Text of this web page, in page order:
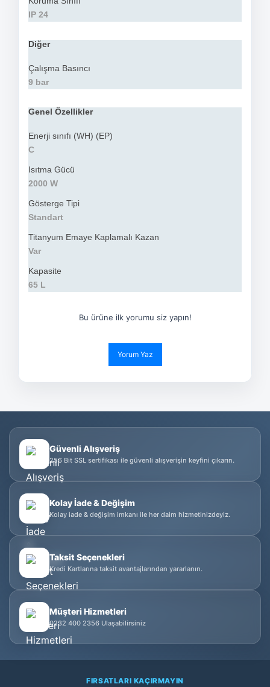
IP 24
Diğer
Çalışma Basıncı
9 bar
Genel Özellikler
Enerji sınıfı (WH) (EP)
C
Isıtma Gücü
2000 W
Gösterge Tipi
Standart
Titanyum Emaye Kaplamalı Kazan
Var
Kapasite
65 L
Bu ürüne ilk yorumu siz yapın!
Yorum Yaz
Güvenli Alışveriş
256 Bit SSL sertifikası ile güvenli alışverişin keyfini çıkarın.
Kolay İade & Değişim
Kolay iade & değişim imkanı ile her daim hizmetinizdeyiz.
Taksit Seçenekleri
Kredi Kartlarına taksit avantajlarından yararlanın.
Müşteri Hizmetleri
0232 400 2356 Ulaşabilirsiniz
FIRSATLARI KAÇIRMAYIN